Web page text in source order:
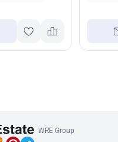
WRE Group